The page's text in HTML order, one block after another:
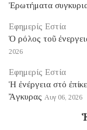
Ἐρωτήματα
Εφημερίς Εστία
Ὁ ρόλος τοῦ
2026
Εφημερίς Εστία
Ἡ ἐνέργεια στό
Ἄγκυρας Αυγ 06, 2026